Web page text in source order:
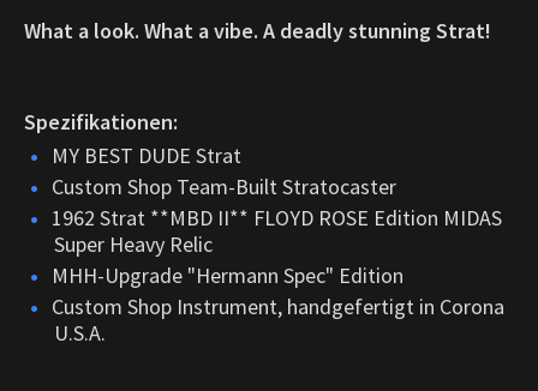
What a look. What a vibe. A deadly stunning Strat!
Spezifikationen:
MY BEST DUDE Strat
Custom Shop Team-Built Stratocaster
1962 Strat **MBD II** FLOYD ROSE Edition MIDAS
Super Heavy Relic
MHH-Upgrade "Hermann Spec" Edition
Custom Shop Instrument, handgefertigt in Corona
U.S.A.